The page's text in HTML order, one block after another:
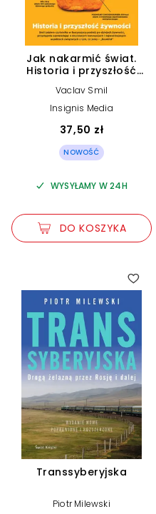
Jak nakarmić świat.
Historia i przyszłość
Vaclav Smil
Insignis Media
37,50 zł
NOWOŚĆ
WYSYŁAMY W 24H
DO KOSZYKA
Transsyberyjska
Piotr Milewski